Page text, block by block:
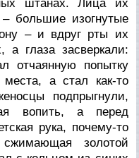
штанах. Лица их
большие изогнутые
– и вдруг рты их
а глаза засверкали:
отчаянную попытку
а стал как-то
подпрыгнули,
вопить, а перед
рука, почему-то
золотой